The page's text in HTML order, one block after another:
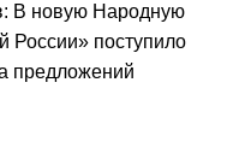
В новую Народную
России» поступило
предложений